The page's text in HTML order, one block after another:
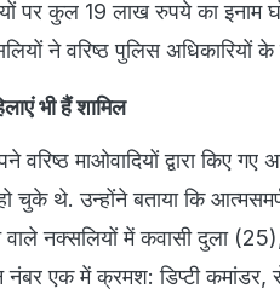
पर कुल 19 लाख रुपये का इनाम
ने वरिष्ठ पुलिस अधिकारियों
भी हैं शामिल
वरिष्ठ माओवादियों द्वारा किए
हो चुके थे. उन्होंने बताया कि
वाले नक्सलियों में कवासी दुला
नंबर एक में क्रमश: डिप्टी